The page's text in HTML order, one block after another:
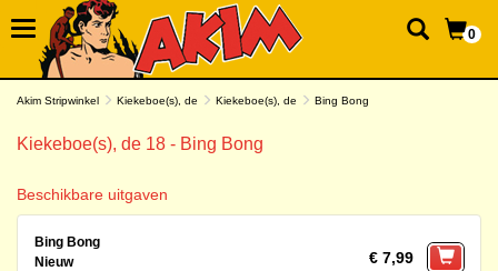
0
Akim Stripwinkel Kiekeboe(s), de Kiekeboe(s), de Bing Bong
Kiekeboe(s), de 18 - Bing Bong
Beschikbare uitgaven
Bing Bong
Nieuw
€ 7,99